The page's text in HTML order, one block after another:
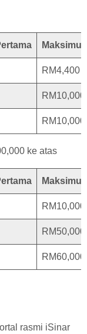
RM4,400
RM10,000
RM10,000
ke atas
RM10,000
RM50,000
RM60,000
rasmi iSinar